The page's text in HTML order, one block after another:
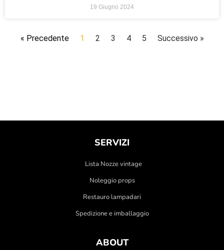
19 Giugno 2024
« Precedente 1 2 3 4 5 Successivo »
SERVIZI
Lista Nozze vintage
Noleggio props
Restauro lampadari
Spedizione e imballaggio
ABOUT